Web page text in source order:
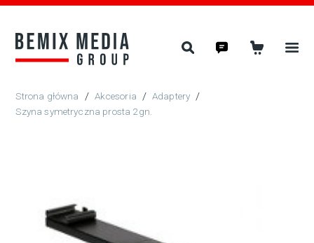
/ Akcesoria / Adaptery /
Szyna symetryczna prosta 2gn.